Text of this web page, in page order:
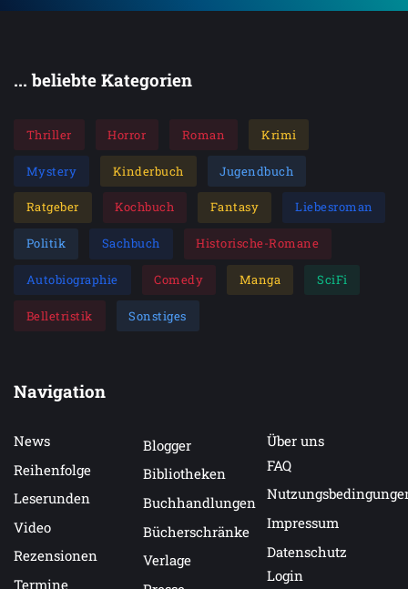
... beliebte Kategorien
Thriller Horror Roman Krimi
Mystery Kinderbuch Jugendbuch
Ratgeber Kochbuch Fantasy Liebesroman
Politik Sachbuch Historische-Romane
Autobiographie Comedy Manga SciFi
Belletristik Sonstiges
Navigation
News
Reihenfolge
Leserunden
Video
Rezensionen
Termine
Blogger
Bibliotheken
Buchhandlungen
Bücherschränke
Verlage
Über uns
FAQ
Impressum
Datenschutz
Login